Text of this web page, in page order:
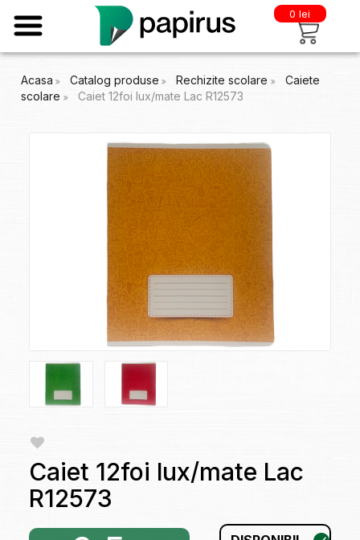
0 lei
Acasa Catalog produse Rechizite scolare
Caiete
scolare
Caiet 12foi lux/mate Lac R12573
Caiet 12foi lux/mate Lac
R12573